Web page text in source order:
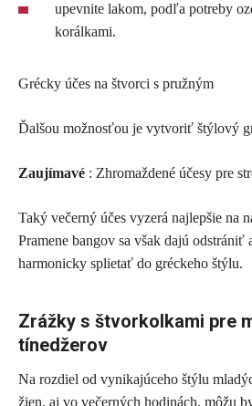
upevnite lakom, podľa potreby
korálkami.
Grécky účes na štvorci s pružným
Ďalšou možnosťou je vytvoriť štýlový
Zaujímavé : Zhromaždené účesy pre
Taký večerný účes vyzerá najlepšie na
Pramene bangov sa však dajú odstrániť
harmonicky splietať do gréckeho štýlu.
Zrážky s štvorkolkami pre
tínedžerov
Na rozdiel od vynikajúceho štýlu
žien, aj vo večerných hodinách, môžu